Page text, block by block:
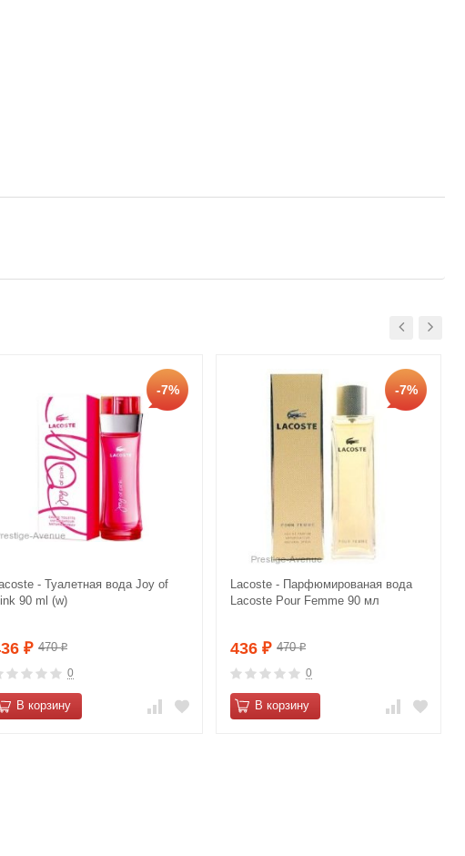
-7%
- Туалетная вода Joy of
90 ml (w)
₽ 470₽
0
В корзину
-7%
Lacoste - Парфюмированая вода
Lacoste Pour Femme 90 мл
436 ₽ 470₽
0
В корзину